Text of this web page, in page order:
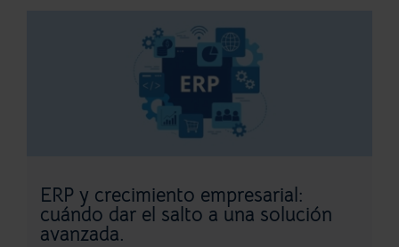
ERP y crecimiento empresarial:
cuándo dar el salto a una solución
avanzada.